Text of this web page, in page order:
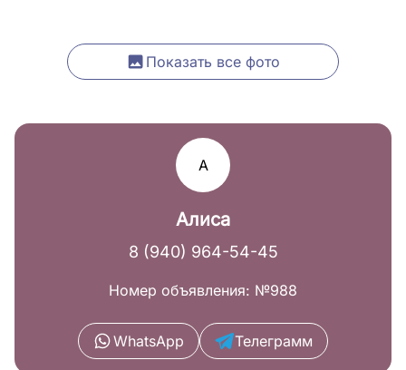
Показать все фото
А
Алиса
8 (940) 964-54-45
Номер объявления: №988
WhatsApp Телеграмм